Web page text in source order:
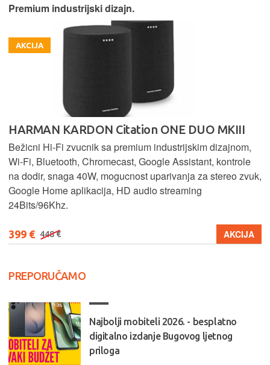
Premium industrijski dizajn.
AKCIJA
HARMAN KARDON Citation ONE DUO MKIII
Bežicni Hi-Fi zvucnik sa premium industrijskim dizajnom,
Wi-Fi, Bluetooth, Chromecast, Google Assistant, kontrole
na dodir, snaga 40W, mogucnost uparivanja za stereo zvuk,
Google Home aplikacija, HD audio streaming
24Bits/96Khz.
399 € 448 € AKCIJA
PREPORUČAMO
Najbolji mobiteli 2026. - besplatno
digitalno izdanje Bugovog ljetnog
priloga